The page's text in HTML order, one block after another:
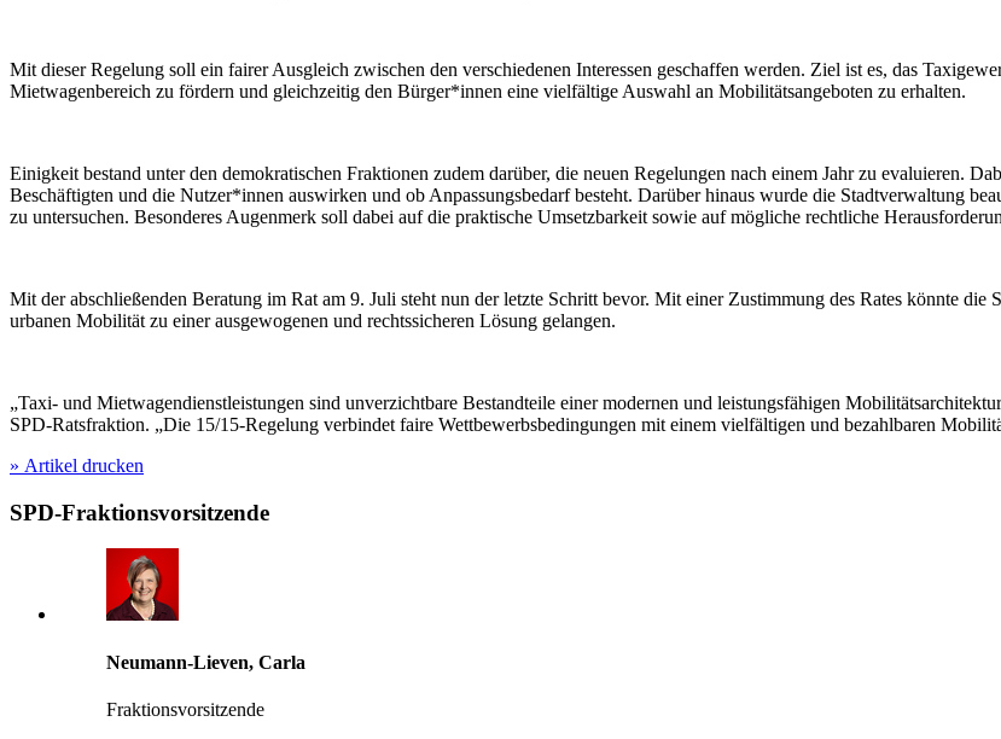
Mit dieser Regelung soll ein fairer Ausgleich zwischen den verschiedenen Interessen geschaffen werden. Ziel ist es, das
Mietwagenbereich zu fördern und gleichzeitig den Bürger*innen eine vielfältige Auswahl an Mobilitätsangeboten zu erhalten.
Einigkeit bestand unter den demokratischen Fraktionen zudem darüber, die neuen Regelungen nach einem Jahr zu evaluieren.
Beschäftigten und die Nutzer*innen auswirken und ob Anpassungsbedarf besteht. Darüber hinaus wurde die Stadtverwaltung
zu untersuchen. Besonderes Augenmerk soll dabei auf die praktische Umsetzbarkeit sowie auf mögliche rechtliche
Mit der abschließenden Beratung im Rat am 9. Juli steht nun der letzte Schritt bevor. Mit einer Zustimmung des Rates könnte
urbanen Mobilität zu einer ausgewogenen und rechtssicheren Lösung gelangen.
„Taxi- und Mietwagendienstleistungen sind unverzichtbare Bestandteile einer modernen und leistungsfähigen
SPD-Ratsfraktion. „Die 15/15-Regelung verbindet faire Wettbewerbsbedingungen mit einem vielfältigen und bezahlbaren
» Artikel drucken
SPD-Fraktionsvorsitzende
Neumann-Lieven, Carla
Fraktionsvorsitzende